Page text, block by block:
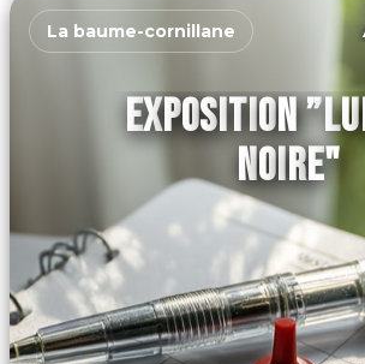
La baume-cornillane
EXPOSITION
NOIRE"